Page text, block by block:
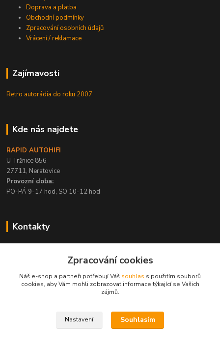
Doprava a platba
Obchodní podmínky
Zpracování osobních údajů
Vrácení / reklamace
Zajímavosti
Retro autorádia do roku 2007
Kde nás najdete
RAPID AUTOHIFI
U Tržnice 856
27711, Neratovice
Provozní doba:
PO-PÁ 9-17 hod, SO 10-12 hod
Kontakty
PO-PÁ / 9-17 hod, SO 10-12 hod
info@rapid-autohifi.com
Zpracování cookies
Náš e-shop a partneři potřebují Váš souhlas s použitím souborů
cookies, aby Vám mohli zobrazovat informace týkající se Vašich
zájmů.
Nastavení Souhlasím